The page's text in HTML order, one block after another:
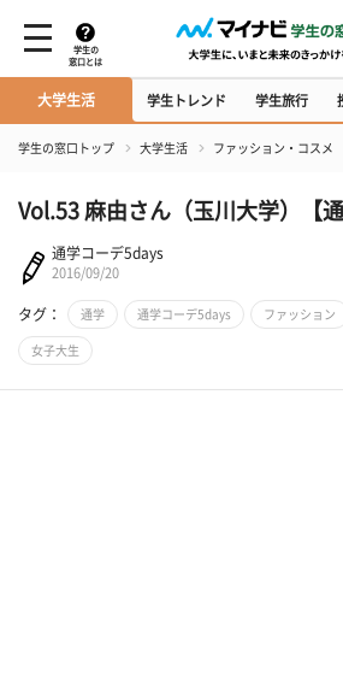
学生の
窓口とは
大学生活 学生トレンド 学生旅行
学生の窓口トップ 大学生活 ファッション・コスメ
Vol.53 麻由さん（玉川大学）【
通学コーデ5days
2016/09/20
タグ： 通学 通学コーデ5days ファッション
女子大生